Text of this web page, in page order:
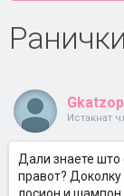
Истакнат
Дали знаете што
правот?